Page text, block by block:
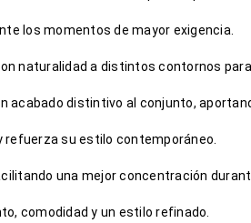
los momentos de mayor exigencia.
naturalidad a distintos contornos
acabado distintivo al conjunto,
su estilo contemporáneo.
una mejor concentración
comodidad y un estilo refinado.